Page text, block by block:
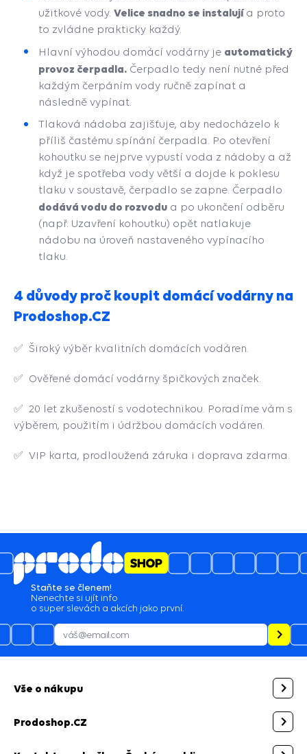
užitkové vody. Velice snadno se instalujía proto
to zvládne prakticky každý.
Hlavní výhodou domácí vodárny je automatický
provoz čerpadla. Čerpadlo tedy není nutné před
každým čerpáním vody ručně zapínat a
následně vypínat.
Tlaková nádoba zajišťuje, aby nedocházelo k
příliš častému spínání čerpadla. Po otevření
kohoutku se nejprve vypustí voda z nádoby a až
když je spotřeba vody větší a dojde k poklesu
tlaku v soustavě, čerpadlo se zapne. Čerpadlo
dodává vodu do rozvodu a po ukončení odběru
(např. Uzavření kohoutku) opět natlakuje
nádobu na úroveň nastaveného vypínacího
tlaku.
4 důvody proč koupit domácí vodárny na
Prodoshop.CZ
✅ Široký výběr kvalitních domácích vodáren.
✅ Ověřené domácí vodárny špičkových značek.
✅ 20 let zkušeností s vodotechnikou. Poradíme vám s
výběrem, použitím i údržbou domácích vodáren.
✅ VIP karta, prodloužená záruka i doprava zdarma.
4.6/5
2129hodnocení
Jsem mnoho naprosto spokojen a budu vás
doporučovat ostatním.